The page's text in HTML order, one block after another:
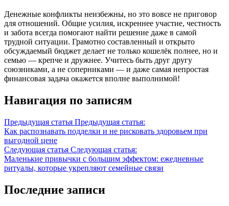
Денежные конфликты неизбежны, но это вовсе не приговор
для отношений. Общие усилия, искреннее участие, честность
и забота всегда помогают найти решение даже в самой
трудной ситуации. Грамотно составленный и открыто
обсуждаемый бюджет делает не только кошелёк полнее, но и
семью — крепче и дружнее. Учитесь быть друг другу
союзниками, а не соперниками — и даже самая непростая
финансовая задача окажется вполне выполнимой!
Навигация по записям
Предыдущая статья Предыдущая статья:
Как распознавать подделки и не рисковать здоровьем при
выгодной цене
Следующая статья Следующая статья:
Маленькие привычки с большим эффектом: ежедневные
ритуалы, которые укрепляют семейные связи
Последние записи